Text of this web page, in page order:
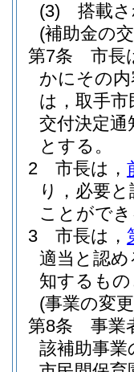
(3)
搭載
(補助金の
第7条
市長
かにその
は，取手
交付決定通
とする。
2
市長は，
り，必要
ことがで
3
市長は，
適当と認
知するも
(事業の変
第8条
事業
該補助事